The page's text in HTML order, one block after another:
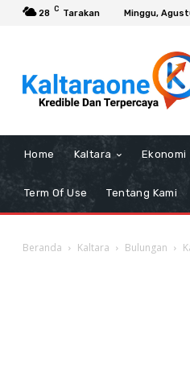
28 C Tarakan Minggu,
Home Kaltara Ekonomi
Term Of Use Tentang Kami
Beranda Kaltara Bulungan